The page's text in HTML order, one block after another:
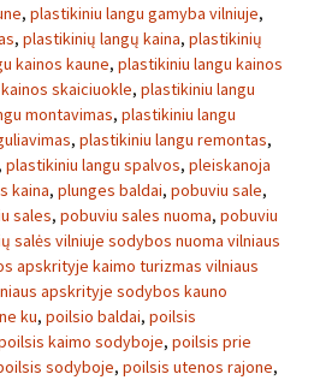
, plastikiniu langu gamyba vilniuje,
, plastikinių langų kaina, plastikinių
kainos kaune, plastikiniu langu kainos
skaiciuokle, plastikiniu langu
montavimas, plastikiniu langu
, plastikiniu langu remontas,
, plastikiniu langu spalvos, pleiskanoja
kaina, plunges baldai, pobuviu sale,
sales, pobuviu sales nuoma, pobuviu
salės vilniuje sodybos nuoma vilniaus
apskrityje kaimo turizmas vilniaus
apskrityje sodybos kauno
ku, poilsio baldai, poilsis
kaimo sodyboje, poilsis prie
sodyboje, poilsis utenos rajone,